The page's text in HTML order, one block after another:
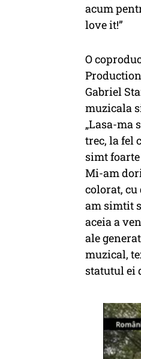
acum
love it!”
O
Gabriel
muzicala
„Lasa-ma
trec, la fel
simt
Mi-am
colorat,
am simtit
aceia a
ale
muzical,
statutul ei